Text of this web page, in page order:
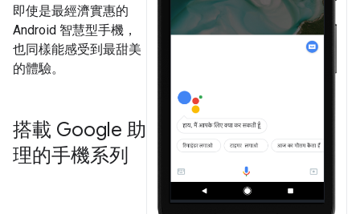
即使是最經濟實惠的
Android 智慧型手機，
也同樣能感受到最甜美
的體驗。
搭載 Google 助
理的手機系列